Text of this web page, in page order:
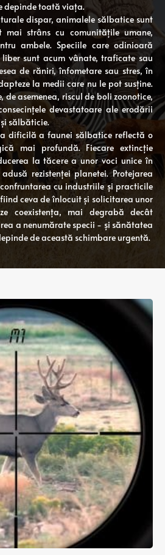
depinde toată viața.
dispar, animalele sălbatice sunt
mai strâns cu comunitățile umane,
ambele. Speciile care odinioară
liber sunt acum vânate, traficate sau
de răniri, înfometare sau stres, în
la medii care nu le pot susține.
de asemenea, riscul de boli zoonotice,
devastatoare ale erodării
sălbăticie.
dificilă a faunei sălbatice reflectă o
mai profundă. Fiecare extincție
la tăcere a unor voci unice în
rezistenței planetei. Protejarea
cu industriile și practicile
ceva de înlocuit și solicitarea unor
coexistența, mai degrabă decât
a nenumărate specii - și sănătatea
de această schimbare urgentă.